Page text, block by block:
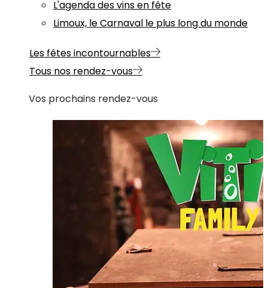
L'agenda des vins en fête
Limoux, le Carnaval le plus long du monde
Les fêtes incontournables
Tous nos rendez-vous
Vos prochains rendez-vous